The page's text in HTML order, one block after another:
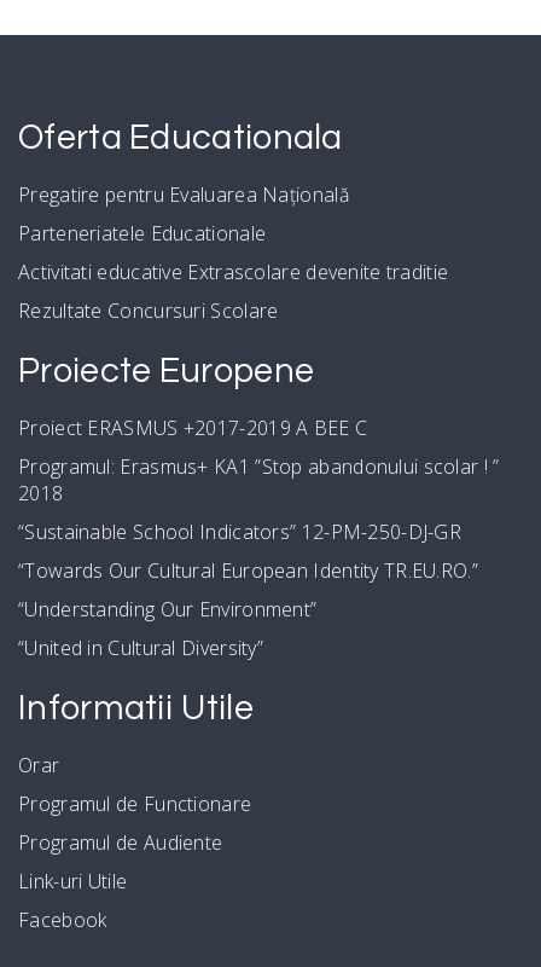
Oferta Educationala
Pregatire pentru Evaluarea Națională
Parteneriatele Educationale
Activitati educative Extrascolare devenite traditie
Rezultate Concursuri Scolare
Proiecte Europene
Proiect ERASMUS +2017-2019 A BEE C
Programul: Erasmus+ KA1 ”Stop abandonului scolar ! ”
2018
“Sustainable School Indicators” 12-PM-250-DJ-GR
“Towards Our Cultural European Identity TR.EU.RO.”
“Understanding Our Environment”
“United in Cultural Diversity”
Informatii Utile
Orar
Programul de Functionare
Programul de Audiente
Link-uri Utile
Facebook